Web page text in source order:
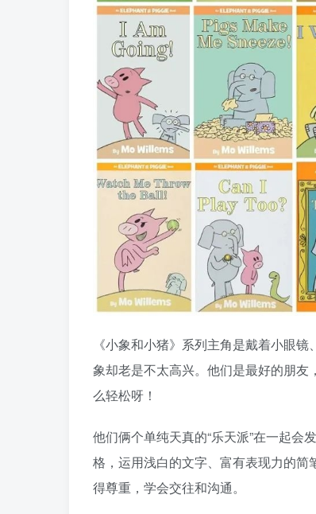
《小象和小猪》系列主角是戴着小眼
象却老是不太高兴。他们是最好的朋
么轻松呀！
他们俩个单纯天真的“乐天派”在一起会
格，运用浅白的文字、富有表现力的
得尊重，学会交往和沟通。